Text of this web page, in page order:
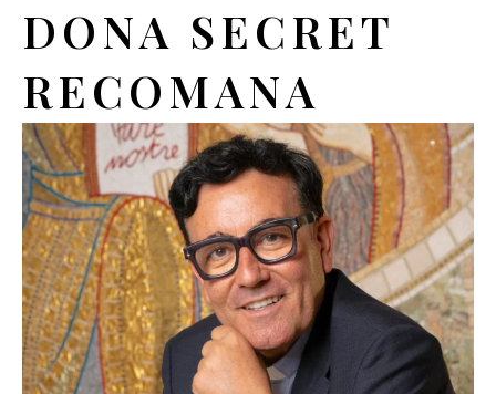
DONA SECRET
RECOMANA